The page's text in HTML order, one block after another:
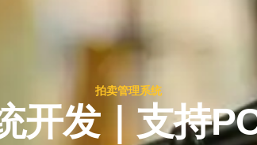
拍卖管理系统
开发｜支持